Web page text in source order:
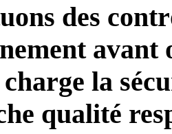
des
avant
la
qualité